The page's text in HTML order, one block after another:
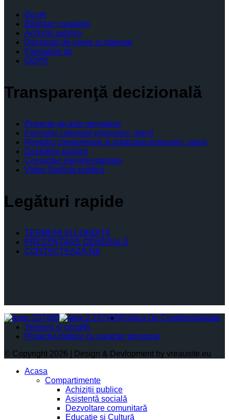
Buget
Bilanţuri contabile
Achiziţii publice
Declaratii de avere si interese
Formulare tip
GDPR
Transparenţă decizională
Proiecte de acte normative
Formular colectare propuneri, opinii
Registru consemnare si analizare propuneri, opinii
Dezbateri publice
Consultari interministeriale
Video Şedinţe publice
Legături rapide
TERMENI ŞI CONDIŢII
PREZENTARE GENERALĂ
CONTACTEAZĂ-NE
Politica De Confidențialitate
Termeni și condiții
Protectia datelor cu caracter personal
© Copyright 2026 | Design & Devlopment by vreausite.eu
Acasa
Compartimente
Achiziții publice
Asistență socială
Dezvoltare comunitară
Educație și Cultură